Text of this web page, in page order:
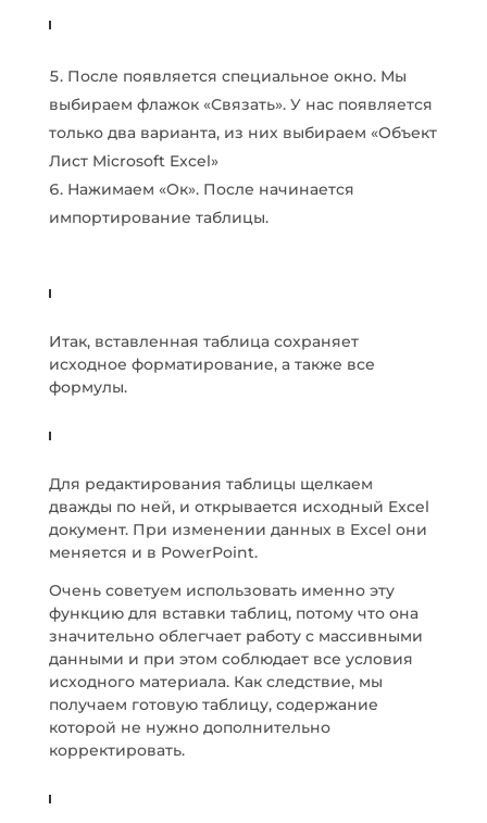
После появляется специальное окно. Мы
выбираем флажок «Связать». У нас появляется
только два варианта, из них выбираем «Объект
Лист Microsoft Excel»
Нажимаем «Ок». После начинается
импортирование таблицы.
Итак, вставленная таблица сохраняет
исходное форматирование, а также все
формулы.
Для редактирования таблицы щелкаем
дважды по ней, и открывается исходный Excel
документ. При изменении данных в Excel они
меняется и в PowerPoint.
Очень советуем использовать именно эту
функцию для вставки таблиц, потому что она
значительно облегчает работу с массивными
данными и при этом соблюдает все условия
исходного материала. Как следствие, мы
получаем готовую таблицу, содержание
которой не нужно дополнительно
корректировать.